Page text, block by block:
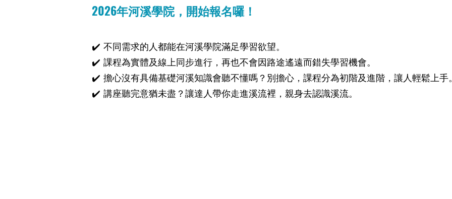
2026年河溪學院，開始報名囉！
✔️ 不同需求的人都能在河溪學院滿足學習欲望。
✔️ 課程為實體及線上同步進行，再也不會因路途遙遠而錯失學習機會。
✔️ 擔心沒有具備基礎河溪知識會聽不懂嗎？別擔心，課程分為初階及進階，讓人輕鬆上手
✔️ 講座聽完意猶未盡？讓達人帶你走進溪流裡，親身去認識溪流。